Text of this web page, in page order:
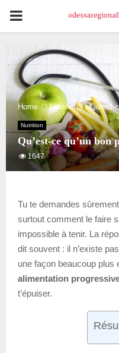
PRIMARY
MENU
Home Nutrition Qu’est-
Nutrition
Qu’est-ce qu’un bon
1647
Tu te demandes sûrement
surtout comment le faire
impossible à tenir. La
dit souvent : il n’existe
une façon beaucoup plus
alimentation
t’épuiser.